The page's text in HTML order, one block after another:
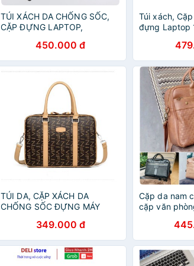
TÚI XÁCH DA CHỐNG SỐC,
CẶP ĐỰNG LAPTOP,
CHỐNG NƯỚC450.000 đ
Túi xách,
đựng Laptop
TÚI DA, CẶP XÁCH DA
CHỐNG SỐC ĐỰNG MÁY
CÓ DÂY ĐEO VAI
349.000 đ
Cặp da nam
cặp văn